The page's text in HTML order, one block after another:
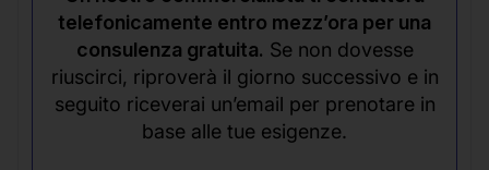
telefonicamente entro mezz’ora per una
consulenza gratuita. Se non dovesse
riuscirci, riproverà il giorno successivo e in
seguito riceverai un’email per prenotare in
base alle tue esigenze.